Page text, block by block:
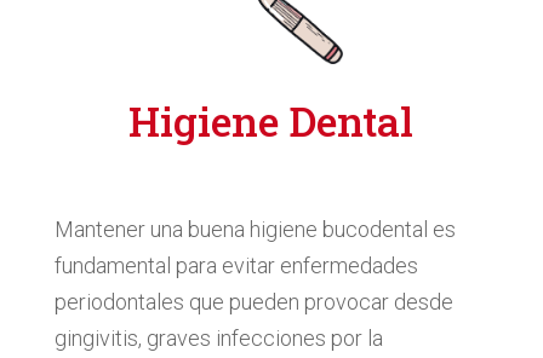
Higiene Dental
Mantener una buena higiene bucodental es
fundamental para evitar enfermedades
periodontales que pueden provocar desde
gingivitis, graves infecciones por la